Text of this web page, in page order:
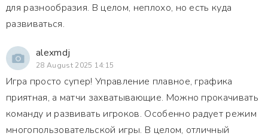
для разнообразия. В целом, неплохо, но есть куда
развиваться.
alexmdj
28 August 2025 14:15
Игра просто супер! Управление плавное, графика
приятная, а матчи захватывающие. Можно прокачивать
команду и развивать игроков. Особенно радует режим
многопользовательской игры. В целом, отличный